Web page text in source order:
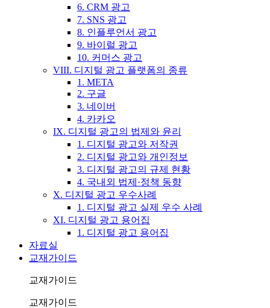
6. CRM 광고
7. SNS 광고
8. 인플루언서 광고
9. 바이럴 광고
10. 커머스 광고
VIII. 디지털 광고 플랫폼의 종류
1. META
2. 구글
3. 네이버
4. 카카오
IX. 디지털 광고의 법제와 윤리
1. 디지털 광고와 저작권
2. 디지털 광고와 개인정보
3. 디지털 광고의 규제 현황
4. 국내외 법제·정책 동향
X. 디지털 광고 우수사례
1. 디지털 광고 실제 우수 사례
XI. 디지털 광고 용어집
1. 디지털 광고 용어집
자료실
교재가이드
교재가이드
교재가이드